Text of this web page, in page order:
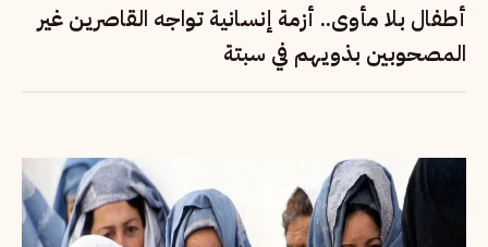
أطفال بلا مأوى.. أزمة إنسانية تواجه القاصرين غير
المصحوبين بذويهم في سبتة